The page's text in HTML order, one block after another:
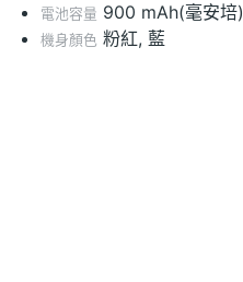
電池容量 900 mAh(毫安培)
機身顏色 粉紅, 藍